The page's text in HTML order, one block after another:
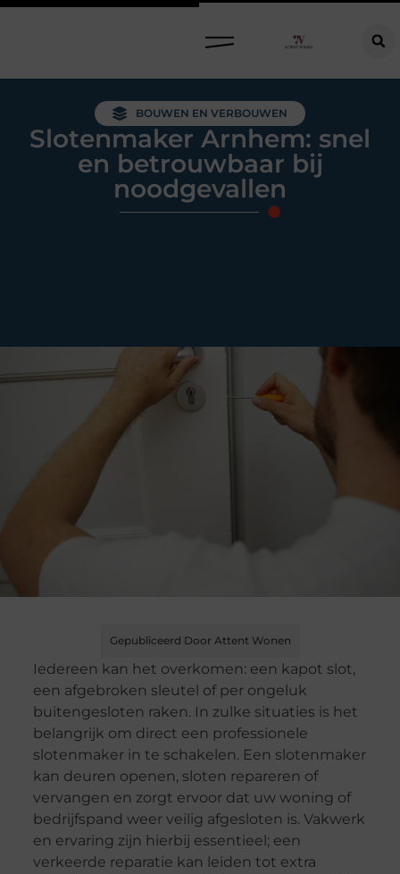
BOUWEN EN VERBOUWEN
Slotenmaker Arnhem: snel
en betrouwbaar bij
noodgevallen
Gepubliceerd Door Attent Wonen
Iedereen kan het overkomen: een kapot slot,
een afgebroken sleutel of per ongeluk
buitengesloten raken. In zulke situaties is het
belangrijk om direct een professionele
slotenmaker in te schakelen. Een slotenmaker
kan deuren openen, sloten repareren of
vervangen en zorgt ervoor dat uw woning of
bedrijfspand weer veilig afgesloten is. Vakwerk
en ervaring zijn hierbij essentieel; een
verkeerde reparatie kan leiden tot extra